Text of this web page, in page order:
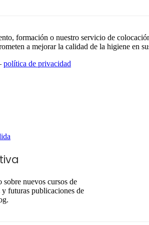
formación o nuestro servicio de
a mejorar la calidad de la higiene en
política de privacidad
nuevos cursos de
futuras publicaciones de